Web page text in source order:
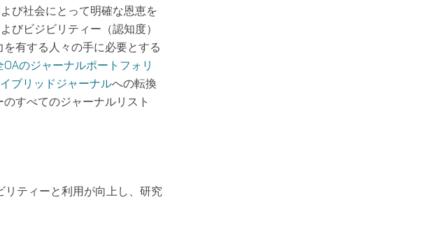
び社会にとって明確な恩恵を
びビジビリティー（認知度）
有する人々の手に必要とする
OAのジャーナルポートフォリ
ブリッドジャーナルへの転換
すべてのジャーナルリスト
ティーと利用が向上し、研究